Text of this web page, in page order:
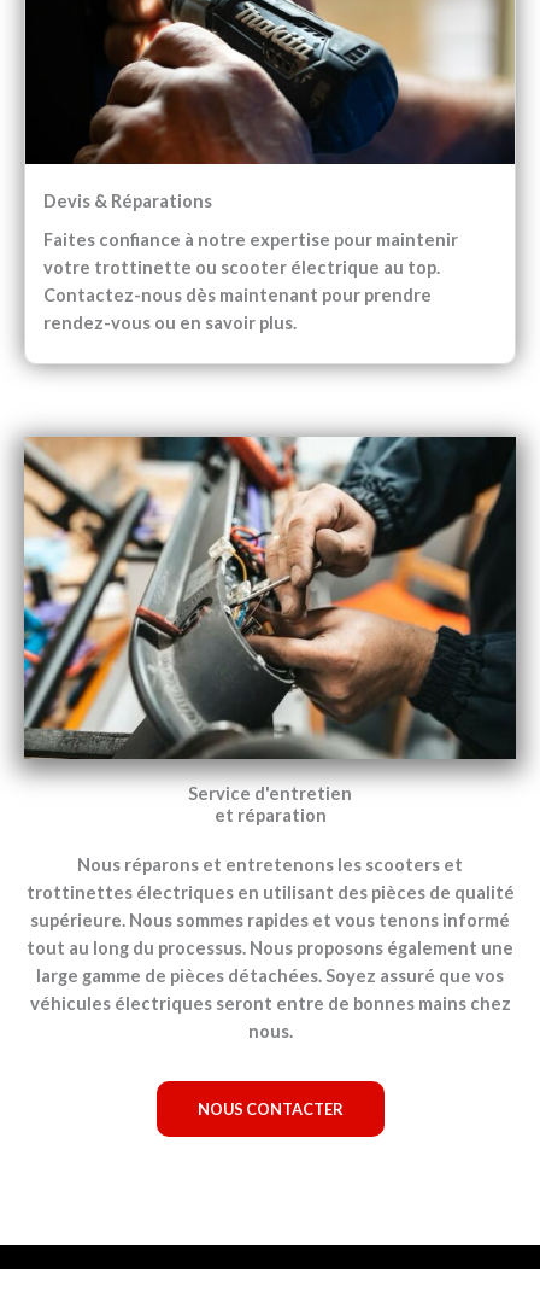
Devis & Réparations
Faites confiance à notre expertise pour maintenir
votre trottinette ou scooter électrique au top.
Contactez-nous dès maintenant pour prendre
rendez-vous ou en savoir plus.
Service d'entretien
et réparation
Nous réparons et entretenons les scooters et
trottinettes électriques en utilisant des pièces de qualité
supérieure. Nous sommes rapides et vous tenons informé
tout au long du processus. Nous proposons également une
large gamme de pièces détachées. Soyez assuré que vos
véhicules électriques seront entre de bonnes mains chez
nous.
NOUS CONTACTER